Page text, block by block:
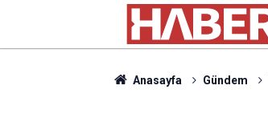
Anasayfa Gündem